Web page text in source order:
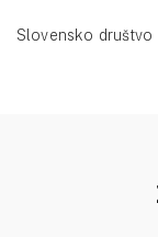
Slovensko društvo